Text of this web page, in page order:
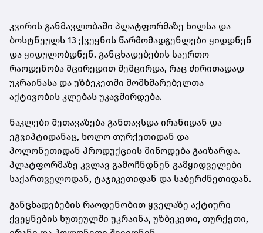
კვირის განმავლობაში პლატფორმაზე ხილსა და
ბოსტნეულს 13 ქვეყნის წარმომადგენლები ყიდდნენ
და ყიდულობდნენ. განცხადებების საერთო
რაოდენობა მცირედით შემცირდა, რაც ძირითადად
უკრაინასა და უზბეკეთში მომხმარებელთა
აქტივობის კლებას უკავშირდება.
ნაკლები შეთავაზება განთავსდა ირანიდან და
ეგვიპტიდანაც, ხოლო თურქეთიდან და
პოლონეთიდან პროდუქციის მიწოდება გაიზარდა.
პლატფორმაზე კვლავ გამოჩნდნენ გამყიდველები
საქართველოდან, ტაჯიკეთიდან და საბერძნეთიდან.
განცხადებების რაოდენობით ყველაზე აქტიური
ქვეყნების ხუთეულში უკრაინა, უზბეკეთი, თურქეთი,